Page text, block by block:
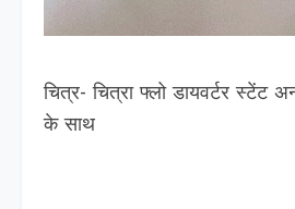
चित्र- चित्रा फ्लो डायवर्टर स्टेंट
के साथ